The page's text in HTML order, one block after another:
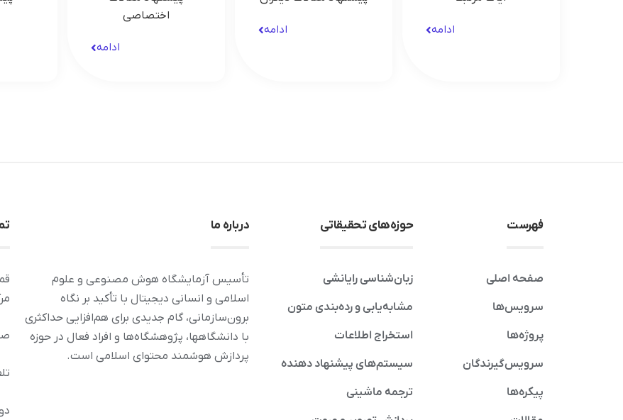
ادامه ادامه
اختصاصی
ادامه
فهرست
صفحه اصلی
سرویس‌ها
پروژه‌ها
سرویس‌گیرندگان
پیکره‌ها
حوزه‌های تحقیقاتی
زبان‌شناسی رایانشی
مشابه‌یابی و رده‌بندی متون
استخراج اطلاعات
سیستم‌های پیشنهاد دهنده
ترجمه ماشینی
درباره ما
تأسیس آزمایشگاه هوش مصنوعی و علوم
اسلامی و انسانی دیجیتال با تأکید بر نگاه
برون‌سازمانی، گام جدیدی برای هم‌افزایی حداکثری
با دانشگاهها، پژوهشگاه‌ها و افراد فعال در حوزه
پردازش هوشمند محتوای اسلامی است.
تلفن